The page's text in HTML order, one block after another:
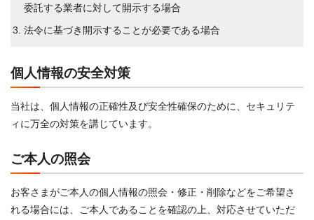
委託する業者に対して開示する場合
法令に基づき開示することが必要である場合
個人情報の安全対策
当社は、個人情報の正確性及び安全性確保のために、セキュリテ
ィに万全の対策を講じています。
ご本人の照会
お客さまがご本人の個人情報の照会・修正・削除などをご希望さ
れる場合には、ご本人であることを確認の上、対応させていただ